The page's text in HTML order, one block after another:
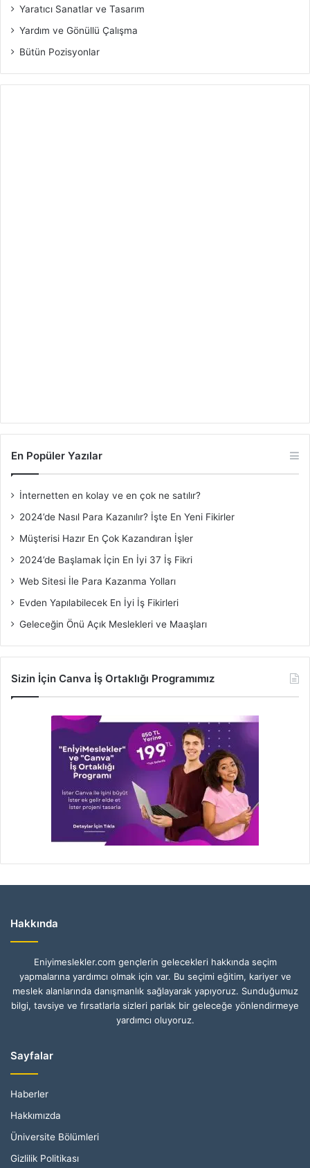
Yaratıcı Sanatlar ve Tasarım
Yardım ve Gönüllü Çalışma
Bütün Pozisyonlar
En Popüler Yazılar
İnternetten en kolay ve en çok ne satılır?
2024’de Nasıl Para Kazanılır? İşte En Yeni Fikirler
Müşterisi Hazır En Çok Kazandıran İşler
2024’de Başlamak İçin En İyi 37 İş Fikri
Web Sitesi İle Para Kazanma Yolları
Evden Yapılabilecek En İyi İş Fikirleri
Geleceğin Önü Açık Meslekleri ve Maaşları
Sizin İçin Canva İş Ortaklığı Programımız
Hakkında
Eniyimeslekler.com gençlerin gelecekleri hakkında seçim
yapmalarına yardımcı olmak için var. Bu seçimi eğitim, kariyer ve
meslek alanlarında danışmanlık sağlayarak yapıyoruz. Sunduğumuz
bilgi, tavsiye ve fırsatlarla sizleri parlak bir geleceğe yönlendirmeye
yardımcı oluyoruz.
Sayfalar
Haberler
Hakkımızda
Üniversite Bölümleri
Gizlilik Politikası